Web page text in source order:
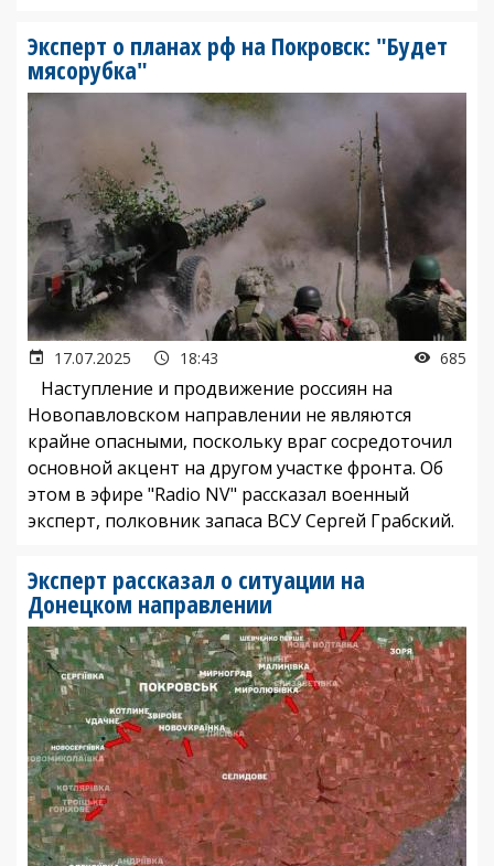
Эксперт о планах рф на Покровск: "Будет
мясорубка"
17.07.2025 18:43 685
Наступление и продвижение россиян на
Новопавловском направлении не являются
крайне опасными, поскольку враг сосредоточил
основной акцент на другом участке фронта. Об
этом в эфире "Radio NV" рассказал военный
эксперт, полковник запаса ВСУ Сергей Грабский.
Эксперт рассказал о ситуации на
Донецком направлении